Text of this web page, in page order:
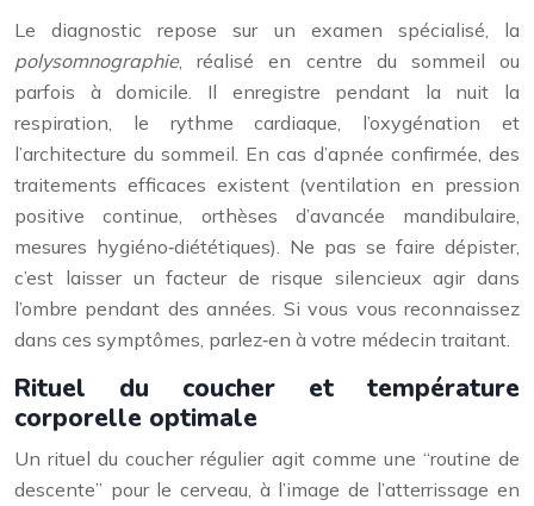
Le diagnostic repose sur un examen spécialisé, la
polysomnographie, réalisé en centre du sommeil ou
parfois à domicile. Il enregistre pendant la nuit la
respiration, le rythme cardiaque, l’oxygénation et
l’architecture du sommeil. En cas d’apnée confirmée, des
traitements efficaces existent (ventilation en pression
positive continue, orthèses d’avancée mandibulaire,
mesures hygiéno‑diététiques). Ne pas se faire dépister,
c’est laisser un facteur de risque silencieux agir dans
l’ombre pendant des années. Si vous vous reconnaissez
dans ces symptômes, parlez‑en à votre médecin traitant.
Rituel du coucher et température
corporelle optimale
Un rituel du coucher régulier agit comme une “routine de
descente” pour le cerveau, à l’image de l’atterrissage en